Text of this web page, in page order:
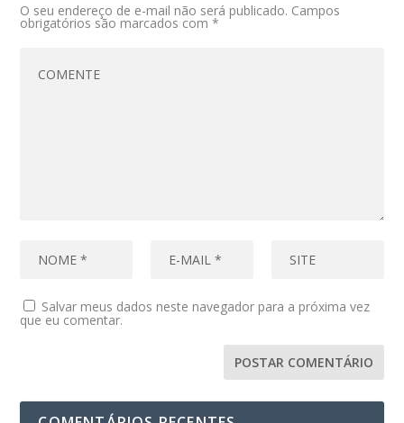
O seu endereço de e-mail não será publicado. Campos
obrigatórios são marcados com*
Salvar meus dados neste navegador para a próxima vez
que eu comentar.